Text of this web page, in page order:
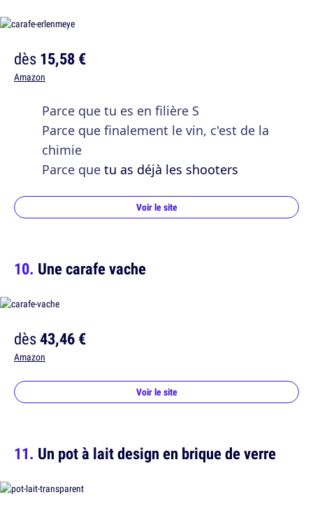
dès15,58 €
Amazon
Parce que tu es en filière S
Parce que finalement le vin, c'est de la
chimie
Parce que tu as déjà les shooters
Voir le site
Une carafe vache
dès43,46 €
Amazon
Voir le site
Un pot à lait design en brique de verre